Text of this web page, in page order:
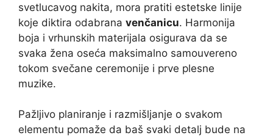
svetlucavog nakita, mora pratiti estetske linije
koje diktira odabrana venčanicu. Harmonija
boja i vrhunskih materijala osigurava da se
svaka žena oseća maksimalno samouvereno
tokom svečane ceremonije i prve plesne
muzike.
Pažljivo planiranje i razmišljanje o svakom
elementu pomaže da baš svaki detalj bude na